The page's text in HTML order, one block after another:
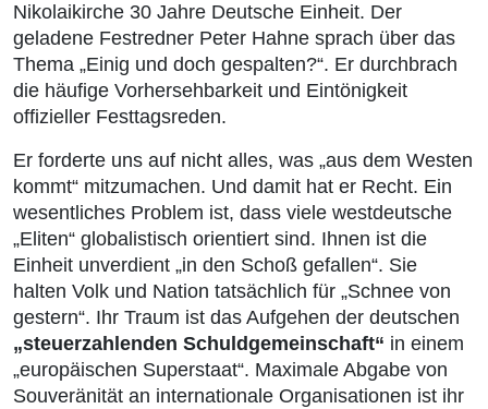
Nikolaikirche 30 Jahre Deutsche Einheit. Der
geladene Festredner Peter Hahne sprach über das
Thema „Einig und doch gespalten?“. Er durchbrach
die häufige Vorhersehbarkeit und Eintönigkeit
offizieller Festtagsreden.
Er forderte uns auf nicht alles, was „aus dem Westen
kommt“ mitzumachen. Und damit hat er Recht. Ein
wesentliches Problem ist, dass viele westdeutsche
„Eliten“ globalistisch orientiert sind. Ihnen ist die
Einheit unverdient „in den Schoß gefallen“. Sie
halten Volk und Nation tatsächlich für „Schnee von
gestern“. Ihr Traum ist das Aufgehen der deutschen
„steuerzahlenden Schuldgemeinschaft“ in einem
„europäischen Superstaat“. Maximale Abgabe von
Souveränität an internationale Organisationen ist ihr